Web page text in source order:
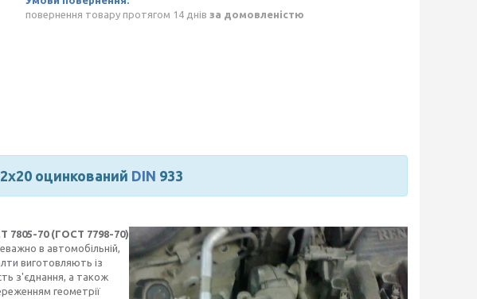
повернення товару протягом 14 днів за домовленістю
оцинкований DIN 933
7805-70 (ГОСТ 7798-70)
в автомобільній,
виготовляють із
з'єднання, а також
геометрії